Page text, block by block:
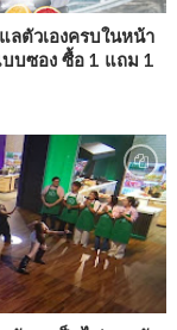
ลตัวเองครบในหน้า
บซอง ซื้อ 1 แถม 1